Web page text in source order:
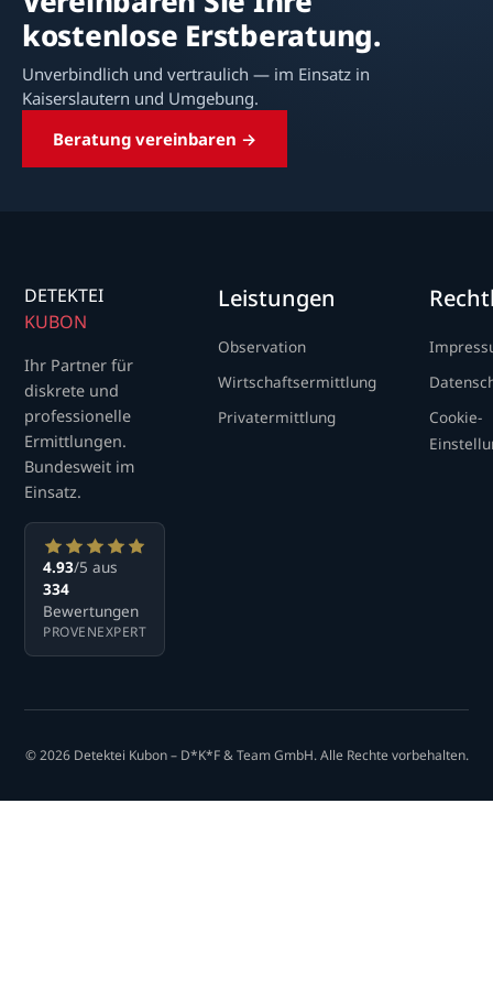
kostenlose Erstberatung.
Unverbindlich und vertraulich — im Einsatz in
Kaiserslautern und Umgebung.
Beratung vereinbaren →
DETEKTEI
KUBON
Ihr Partner für
diskrete und
professionelle
Ermittlungen.
Bundesweit im
Einsatz.
4.93/5 aus
334
Bewertungen
PROVENEXPERT
Leistungen
Observation
Wirtschaftsermittlung
Privatermittlung
Cookie-
© 2026 Detektei Kubon – D*K*F & Team GmbH. Alle Rechte vorbehalten.